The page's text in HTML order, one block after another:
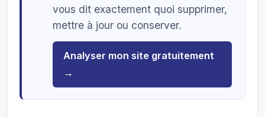
vous dit exactement quoi supprimer,
mettre à jour ou conserver.
Analyser mon site gratuitement
→